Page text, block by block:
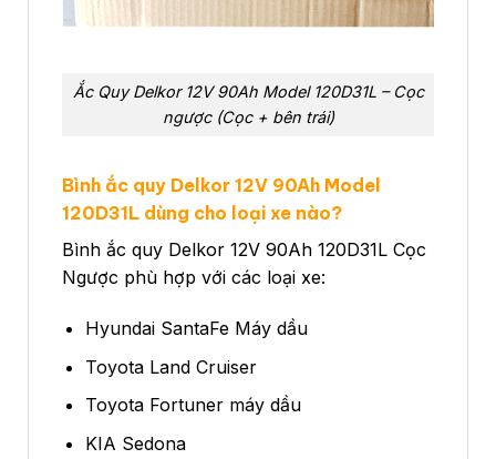
Ắc Quy Delkor 12V 90Ah Model 120D31L – Cọc
ngược (Cọc + bên trái)
Bình ắc quy Delkor 12V 90Ah Model
120D31L dùng cho loại xe nào?
Bình ắc quy Delkor 12V 90Ah 120D31L Cọc
Ngược phù hợp với các loại xe:
Hyundai SantaFe Máy dầu
Toyota Land Cruiser
Toyota Fortuner máy dầu
KIA Sedona